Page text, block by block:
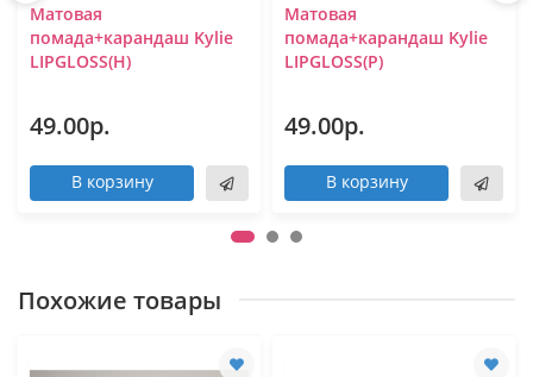
Матовая
помада+карандаш Kylie
LIPGLOSS(H)
49.00р.
В корзину
Матовая
помада+карандаш Kylie
LIPGLOSS(P)
49.00р.
В корзину
Похожие товары